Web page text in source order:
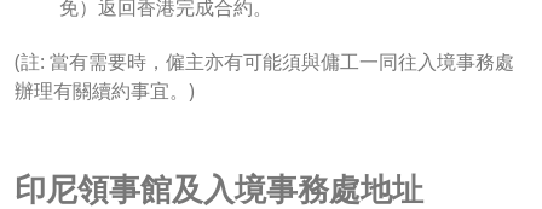
免）返回香港完成合約。
(註: 當有需要時，僱主亦有可能須與傭工一同往入境事務處
辦理有關續約事宜。)
印尼領事館及入境事務處地址